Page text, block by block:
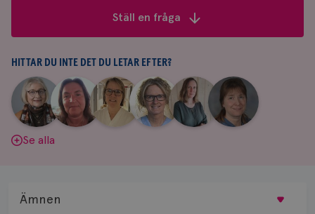
&
svar
Ställ en fråga
HITTAR DU INTE DET DU LETAR EFTER?
Aina
Johnsson
|
Anne
Andersson
Fredrika
Killander
|
Jeanette
Bäcklund
|
Maria
Edegran
|
Yvette
Andersson
Se alla
Ämnen